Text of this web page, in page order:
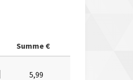
Summe €
5,99